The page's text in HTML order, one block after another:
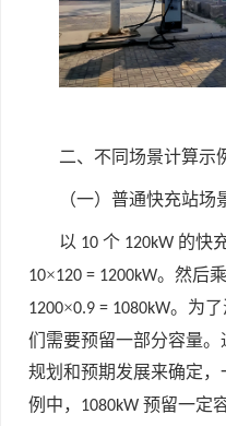
二、不同场景计算示
（一）普通快充站场
以 10 个 120kW 的快
10×120 = 1200kW。然后
1200×0.9 = 1080kW。为
们需要预留一部分容量
规划和预期发展来确定，
例中， 1080kW 预留一定